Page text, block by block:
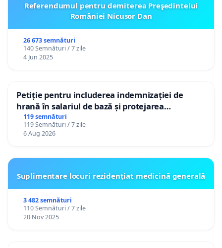
Referendumul pentru demiterea Preşedintelui
României Nicusor Dan
26 673 semnături
140 Semnături / 7 zile
4 Jun 2025
Petiție pentru includerea indemnizației de
hrană în salariul de bază și protejarea
gradațiilor de vechime pentru asistenții
personali
119 semnături
119 Semnături / 7 zile
6 Aug 2026
Suplimentare locuri rezidențiat medicină generală
3 482 semnături
110 Semnături / 7 zile
20 Nov 2025